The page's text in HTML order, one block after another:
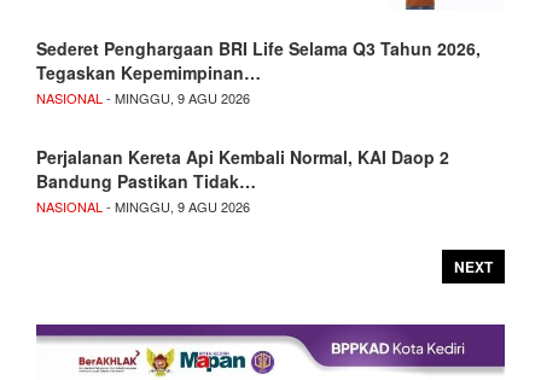
Sederet Penghargaan BRI Life Selama Q3 Tahun 2026,
Tegaskan Kepemimpinan…
NASIONAL - MINGGU, 9 AGU 2026
Perjalanan Kereta Api Kembali Normal, KAI Daop 2
Bandung Pastikan Tidak…
NASIONAL - MINGGU, 9 AGU 2026
NEXT